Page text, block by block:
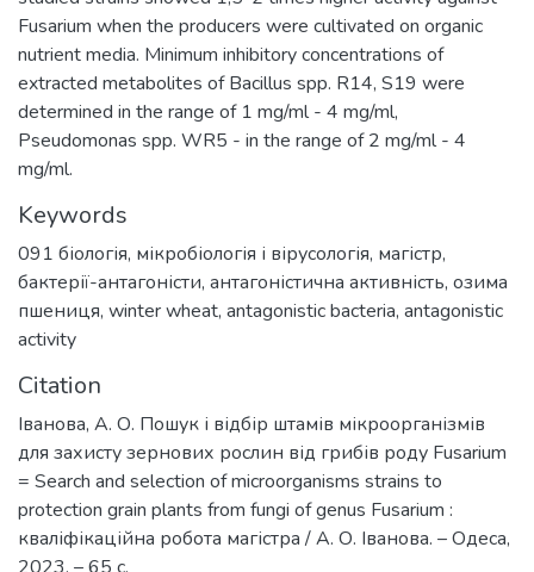
Fusarium when the producers were cultivated on organic
nutrient media. Minimum inhibitory concentrations of
extracted metabolites of Bacillus spp. R14, S19 were
determined in the range of 1 mg/ml - 4 mg/ml,
Pseudomonas spp. WR5 - in the range of 2 mg/ml - 4
mg/ml.
Keywords
091 біологія, мікробіологія і вірусологія, магістр,
бактерії-антагоністи, антагоністична активність, озима
пшениця, winter wheat, antagonistic bacteria, antagonistic
activity
Citation
Іванова, А. О. Пошук і відбір штамів мікроорганізмів
для захисту зернових рослин від грибів роду Fusarium
= Search and selection of microorganisms strains to
protection grain plants from fungi of genus Fusarium :
кваліфікаційна робота магістра / А. О. Іванова. – Одеса,
2023. – 65 с.